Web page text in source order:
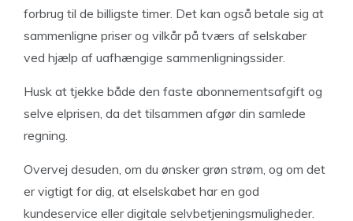
forbrug til de billigste timer. Det kan også betale sig at
sammenligne priser og vilkår på tværs af selskaber
ved hjælp af uafhængige sammenligningssider.
Husk at tjekke både den faste abonnementsafgift og
selve elprisen, da det tilsammen afgør din samlede
regning.
Overvej desuden, om du ønsker grøn strøm, og om det
er vigtigt for dig, at elselskabet har en god
kundeservice eller digitale selvbetjeningsmuligheder.